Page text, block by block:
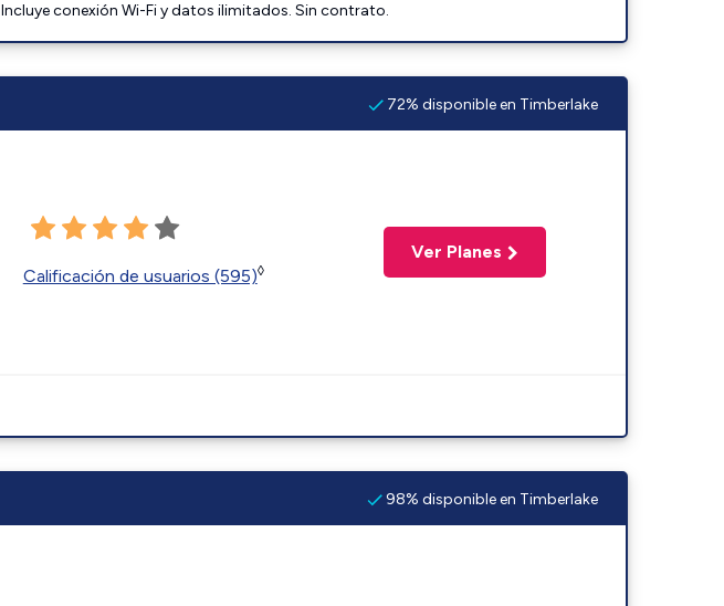
conexión Wi-Fi y datos ilimitados. Sin contrato.
72% disponible en Timberlake
Calificación de usuarios (595)◊
Ver Planes
98% disponible en Timberlake